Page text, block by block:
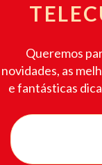
Queremos
novidades, as
e fantásticas